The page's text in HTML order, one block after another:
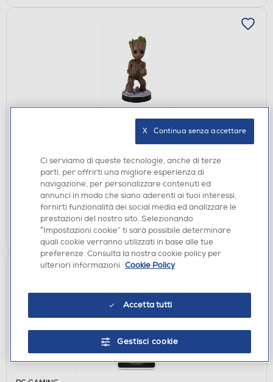
ACCESSORI HOME ENTERTAINMENT
EXQUISITE GAMING - BABY GROOT CABLE GUY
€ 24,90
Acquisto online: disponibile
Ritiro in negozio:non disponibile
AGGIUNGI
Aggiungi M365
Ci serviamo di queste tecnologie, anche di terze
parti, per offrirti una migliore esperienza di
navigazione, per personalizzare contenuti ed
annunci in modo che siano aderenti ai tuoi interessi,
fornirti funzionalità dei social media ed analizzare le
prestazioni del nostro sito. Selezionando
“Impostazioni cookie” ti sarà possibile determinare
quali cookie verranno utilizzati in base alle tue
preferenze. Consulta la nostra cookie policy per
ulteriori informazioni. Cookie Policy
Accetta tutti
Gestisci cookie
X   Continua senza accettare